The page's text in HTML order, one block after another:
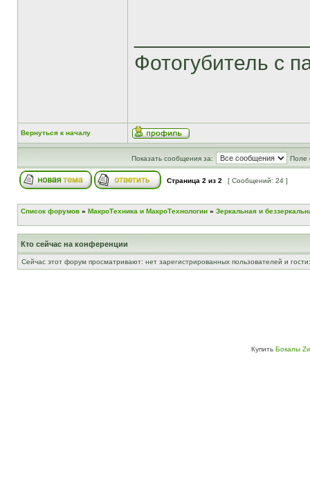
Фотогубитель с
Вернуться к началу
Показать сообщения за: Поле
Страница 2 из 2 [ Сообщений: 24 ]
Список форумов » МакроТехника и МакроТехнологии » Зеркальная и
Кто сейчас на конференции
Сейчас этот форум просматривают: нет зарегистрированных пользователей и
Купить Бокалы